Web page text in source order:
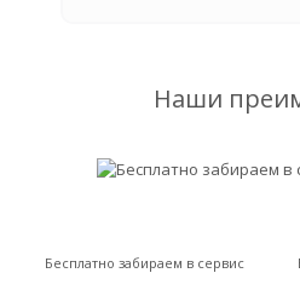
Наши
Бесплатно забираем в сервис